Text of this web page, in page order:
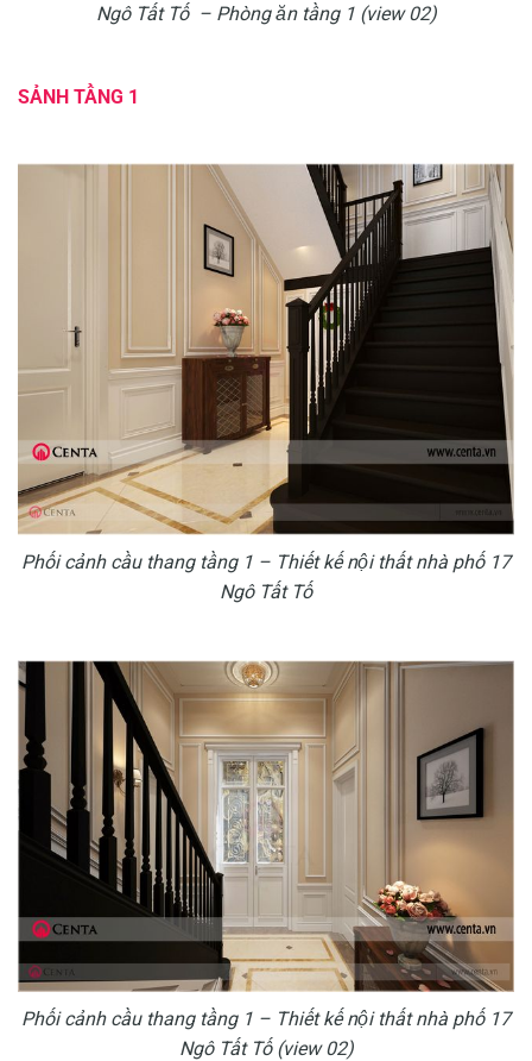
Ngô Tất Tố – Phòng ăn tầng 1 (view 02)
SẢNH TẦNG 1
Phối cảnh cầu thang tầng 1 – Thiết kế nội thất nhà phố 17
Ngô Tất Tố
Phối cảnh cầu thang tầng 1 – Thiết kế nội thất nhà phố 17
Ngô Tất Tố (view 02)